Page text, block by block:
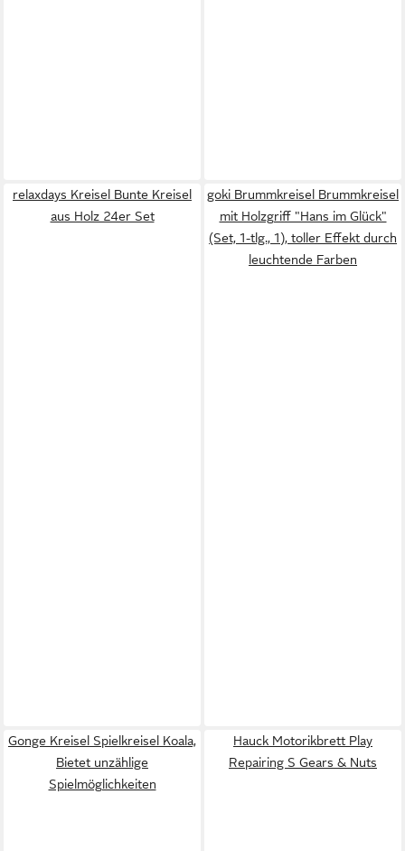
relaxdays Kreisel Bunte Kreisel
aus Holz 24er Set
goki Brummkreisel Brummkreisel
mit Holzgriff "Hans im Glück"
(Set, 1-tlg., 1), toller Effekt durch
leuchtende Farben
Gonge Kreisel Spielkreisel Koala,
Bietet unzählige
Spielmöglichkeiten
Hauck Motorikbrett Play
Repairing S Gears & Nuts